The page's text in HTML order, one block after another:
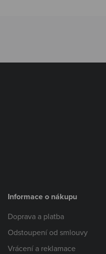
Informace o nákupu
Doprava a platba
Odstoupení od smlouvy
Vrácení a reklamace